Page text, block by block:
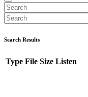
Search Results
Type File Size Listen